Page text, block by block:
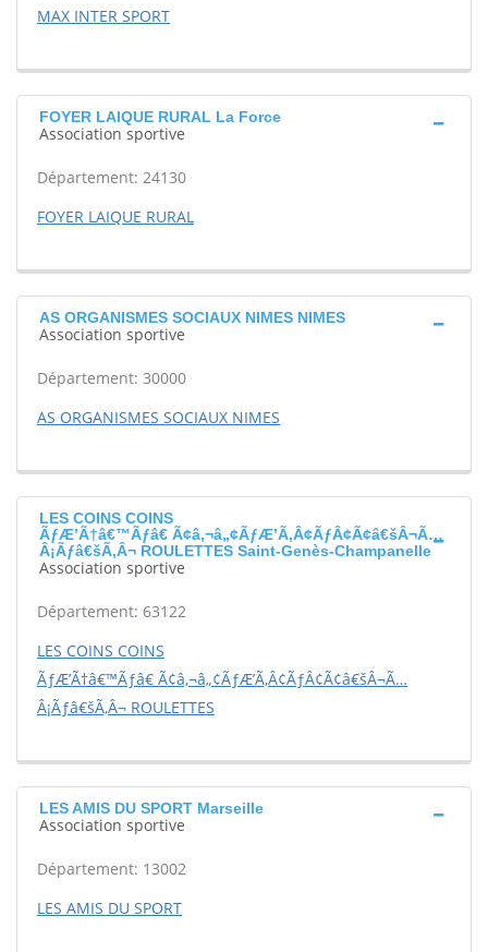
MAX INTER SPORT
FOYER LAIQUE RURAL La Force
Association sportive
Département: 24130
FOYER LAIQUE RURAL
AS ORGANISMES SOCIAUX NIMES NIMES
Association sportive
Département: 30000
AS ORGANISMES SOCIAUX NIMES
LES COINS COINS
ÃƒÆ’Ã†â€™Ãƒâ€ Ã¢â‚¬â„¢ÃƒÆ’Ã‚Â¢ÃƒÂ¢Ã¢â€šÂ¬Ã…
Â¡Ãƒâ€šÃ‚Â¬ ROULETTES Saint-Genès-Champanelle
Association sportive
Département: 63122
LES COINS COINS
ÃƒÆ’Ã†â€™Ãƒâ€ Ã¢â‚¬â„¢ÃƒÆ’Ã‚Â¢ÃƒÂ¢Ã¢â€šÂ¬Ã…
Â¡Ãƒâ€šÃ‚Â¬ ROULETTES
LES AMIS DU SPORT Marseille
Association sportive
Département: 13002
LES AMIS DU SPORT